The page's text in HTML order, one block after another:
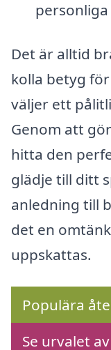
Det är alltid
kolla betyg
väljer ett
Genom att
hitta den
glädje till ditt
anledning till
det en
uppskattas.
Populära
Se urvalet